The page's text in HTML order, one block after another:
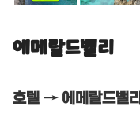
에메랄드밸리
호텔 → 에메랄드밸리